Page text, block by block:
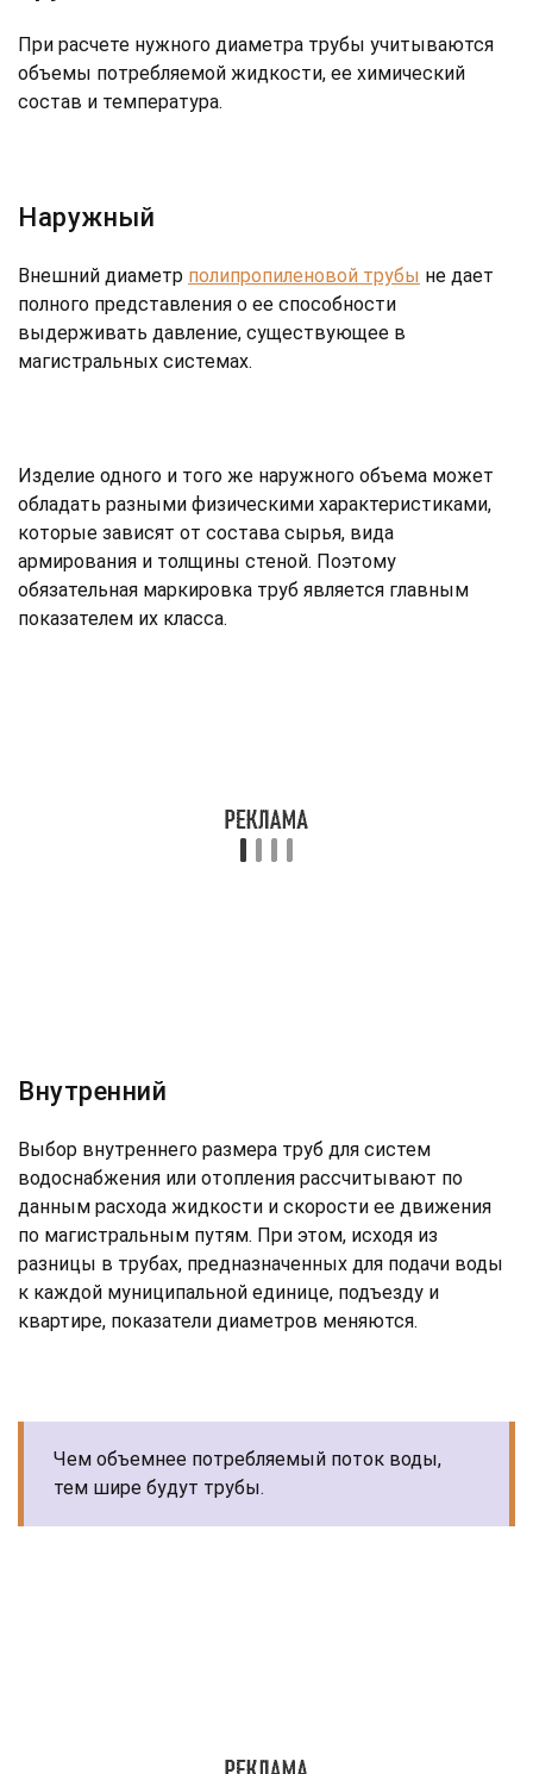
При расчете нужного диаметра трубы учитываются
объемы потребляемой жидкости, ее химический
состав и температура.
Наружный
Внешний диаметр полипропиленовой трубы не дает
полного представления о ее способности
выдерживать давление, существующее в
магистральных системах.
Изделие одного и того же наружного объема может
обладать разными физическими характеристиками,
которые зависят от состава сырья, вида
армирования и толщины стеной. Поэтому
обязательная маркировка труб является главным
показателем их класса.
Внутренний
Выбор внутреннего размера труб для систем
водоснабжения или отопления рассчитывают по
данным расхода жидкости и скорости ее движения
по магистральным путям. При этом, исходя из
разницы в трубах, предназначенных для подачи воды
к каждой муниципальной единице, подъезду и
квартире, показатели диаметров меняются.
Чем объемнее потребляемый поток воды,
тем шире будут трубы.